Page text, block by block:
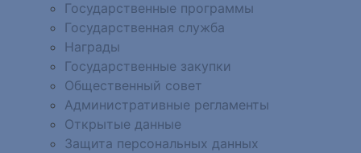
Государственные программы
Государственная служба
Награды
Государственные закупки
Общественный совет
Административные регламенты
Открытые данные
Защита персональных данных